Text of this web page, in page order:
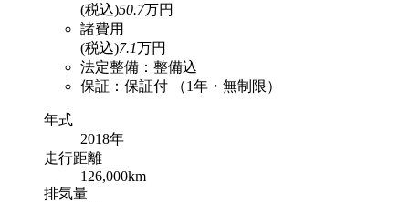
(税込)50.7万円
諸費用
(税込)7.1万円
法定整備：整備込
保証：保証付 （1年・無制限）
年式
2018年
走行距離
126,000km
排気量